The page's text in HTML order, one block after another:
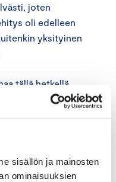
sisällön ja mainosten
ominaisuuksien
joten
oli edelleen
yksityinen
tällä hetkellä
elpymistä.
nousuun.
voida vielä puhua
teollisuuden